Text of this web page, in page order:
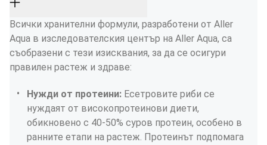
Всички хранителни формули, разработени от Aller
Aqua в изследователския център на Aller Aqua, са
съобразени с тези изисквания, за да се осигури
правилен растеж и здраве:
Нужди от протеини: Есетровите риби се
нуждаят от високопротеинови диети,
обикновено с 40-50% суров протеин, особено в
ранните етапи на растеж. Протеинът подпомага